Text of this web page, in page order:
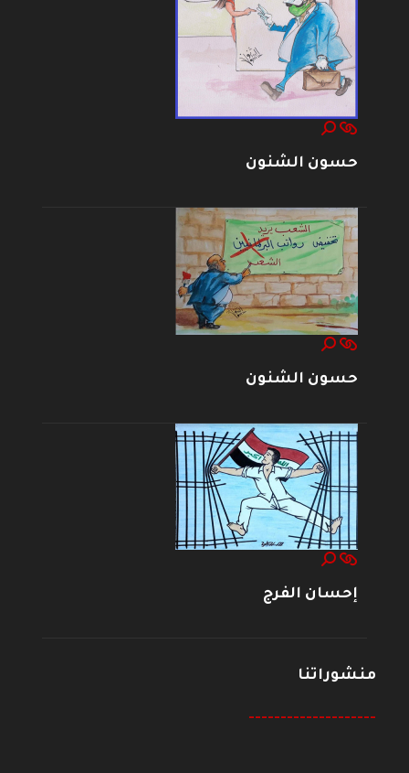
حسون الشنون
حسون الشنون
إحسان الفرج
منشوراتنا
--------------------